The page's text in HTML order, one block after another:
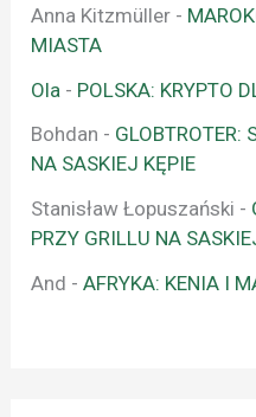
Anna Kitzmüller -
MIASTA
Ola - POLSKA: KRYPTO
Bohdan - GLOBTROTER:
NA SASKIEJ KĘPIE
Stanisław Łopuszański -
PRZY GRILLU NA
And -AFRYKA: KENIA I